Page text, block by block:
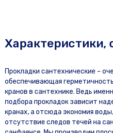
Характеристики,
Прокладки сантехнические –
обеспечивающая
кранов в сантехнике. Ведь
подбора прокладок зависит
кранах, а отсюда экономия
отсутствие следов течей на